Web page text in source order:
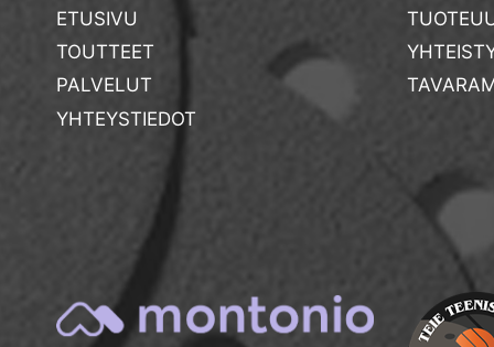
ETUSIVU
TOUTTEET
PALVELUT
YHTEYSTIEDOT